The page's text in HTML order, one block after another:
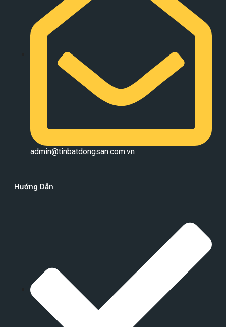
admin@tinbatdongsan.com.vn
Hướng Dẫn